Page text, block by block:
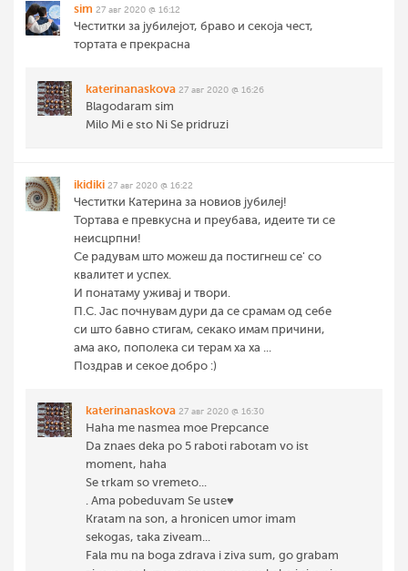
sim 27 авг 2020 @ 16:12
Честитки за јубилејот, браво и секоја чест,
тортата е прекрасна
katerinanaskova 27 авг 2020 @ 16:26
Blagodaram sim
Milo Mi e sto Ni Se pridruzi
ikidiki 27 авг 2020 @ 16:22
Честитки Катерина за новиов јубилеј!
Тортава е превкусна и преубава, идеите ти се
неисцрпни!
Се радувам што можеш да постигнеш се' со
квалитет и успех.
И понатаму уживај и твори.
П.С. Јас почнувам дури да се срамам од себе
си што бавно стигам, секако имам причини,
ама ако, пополека си терам ха ха ...
Поздрав и секое добро :)
katerinanaskova 27 авг 2020 @ 16:30
Haha me nasmea moe Prepcance
Da znaes deka po 5 raboti rabotam vo ist
moment, haha
Se trkam so vremeto...
. Ama pobeduvam Se uste♥️
Kratam na son, a hronicen umor imam
sekogas, taka ziveam...
Fala mu na boga zdrava i ziva sum, go grabam